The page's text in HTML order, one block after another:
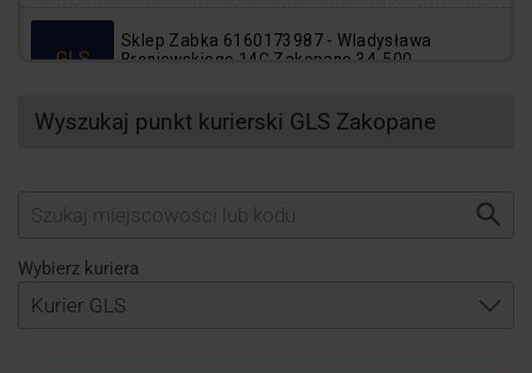
Wyszukaj punkt kurierski GLS Zakopane
Wybierz kuriera